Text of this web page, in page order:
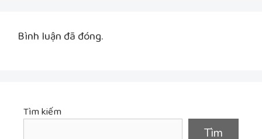
Bình luận đã đóng.
Tìm kiếm
Tìm